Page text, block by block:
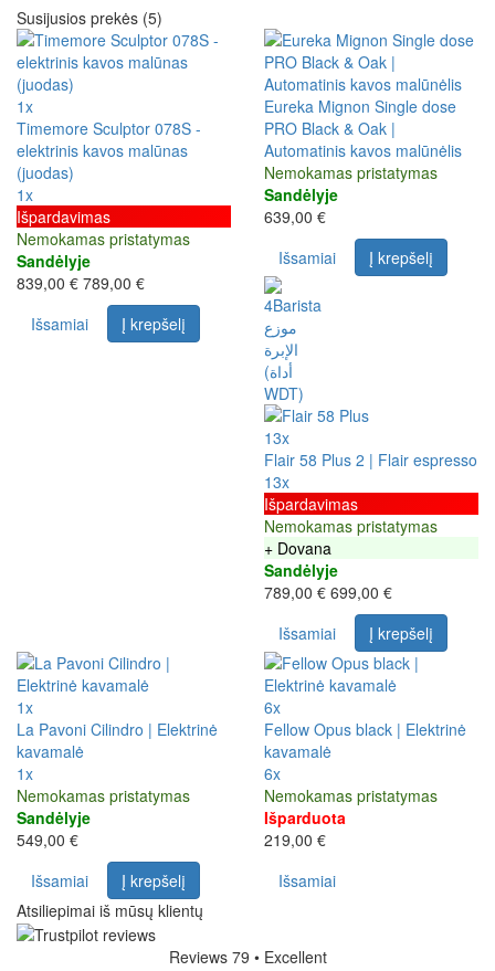
Susijusios prekės (5)
1x
Timemore Sculptor 078S -
elektrinis kavos malūnas
(juodas)
1x
Išpardavimas
Nemokamas pristatymas
Sandėlyje
839,00 € 789,00 €
Išsamiai
Į krepšelį
Eureka Mignon Single dose
PRO Black & Oak |
Automatinis kavos malūnėlis
Nemokamas pristatymas
Sandėlyje
639,00 €
Išsamiai
Į krepšelį
13x
Flair 58 Plus 2 | Flair espresso
13x
Išpardavimas
Nemokamas pristatymas
+ Dovana
Sandėlyje
789,00 € 699,00 €
Išsamiai
Į krepšelį
1x
La Pavoni Cilindro | Elektrinė
kavamalė
1x
Nemokamas pristatymas
Sandėlyje
549,00 €
Išsamiai
Į krepšelį
6x
Fellow Opus black | Elektrinė
kavamalė
6x
Nemokamas pristatymas
Išparduota
219,00 €
Išsamiai
Atsiliepimai iš mūsų klientų
Reviews 79 • Excellent